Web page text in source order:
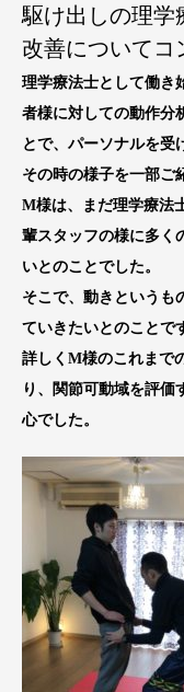
駆け出しの理学
改善についてコ
理学療法士として働き
者様に対しての動作分
とで、パーソナルを受
その時の様子を一部ご
M様は、まだ理学療法
輩スタッフの様に多く
いとのことでした。
そこで、動きというも
ていきたいとのことで
詳しくM様のこれまで
り、関節可動域を評価
心でした。